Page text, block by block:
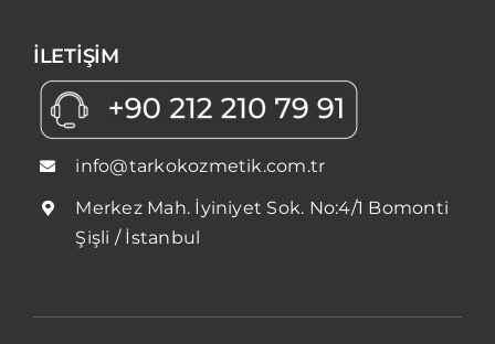
İLETİŞİM
info@tarkokozmetik.com.tr
Merkez Mah. İyiniyet Sok. No:4/1 Bomonti
Şişli / İstanbul